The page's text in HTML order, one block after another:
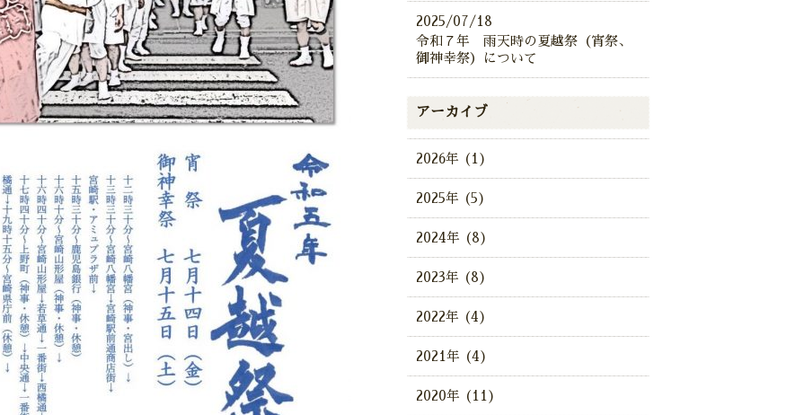
2025/07/18
令和７年 雨天時の夏越祭（宵祭、
御神幸祭）について
アーカイブ
2026年 (1)
2025年 (5)
2024年 (8)
2023年 (8)
2022年 (4)
2021年 (4)
2020年 (11)